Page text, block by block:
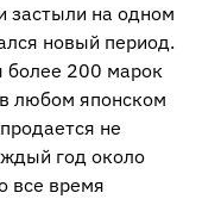
застыли на одном
новый период.
более 200 марок
любом японском
не
год около
все время